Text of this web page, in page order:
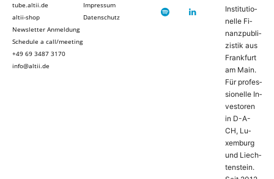
tube.altii.de
altii-shop
Newsletter Anmeldung
Schedule a call/meeting
+49 69 3487 3170
info@altii.de
Impressum
Datenschutz
In­sti­tu­ti­o­
nel­le Fi­
nanz­pu­bli­
zis­tik aus
Frank­furt
am Main.
Für pro­fes­
si­o­nel­le In­
ves­to­ren
in D-­A­-
CH, Lu­
xem­burg
und Liech­
ten­stein.